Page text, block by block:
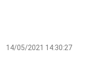
14/05/2021 14:30:27